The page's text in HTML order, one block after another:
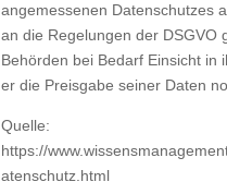
angemessenen Datenschutzes
an die Regelungen der DSGVO
Behörden bei Bedarf Einsicht
er die Preisgabe seiner Daten
Quelle:
https://
atenschutz.html